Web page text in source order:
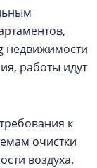
недвижимости
работы идут
к
очистки
воздуха.